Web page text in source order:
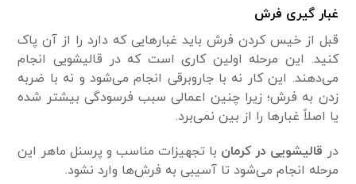
غبار گیری فرش
قبل از خیس کردن فرش باید غبارهایی که دارد را از آن پاک
کنید. این مرحله اولین کاری است که در قالیشویی انجام
می‌دهند. این کار نه با جاروبرقی انجام می‌شود و نه با ضربه
زدن به فرش؛ زیرا چنین اعمالی سبب فرسودگی بیشتر شده
یا اصلاً غبارها را از بین نمی‌برد.
در قالیشویی در کرمان با تجهیزات مناسب و پرسنل ماهر این
مرحله انجام می‌شود تا آسیبی به فرش‌ها وارد نشود.